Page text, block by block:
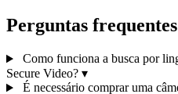
Perguntas frequentes
Como funciona a busca por
Secure Video? ▾
É necessário comprar uma